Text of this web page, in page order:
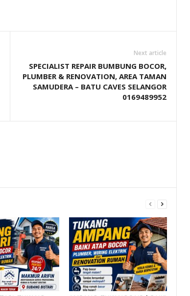
Next article
SPECIALIST REPAIR BUMBUNG BOCOR,
PLUMBER & RENOVATION, AREA TAMAN
SAMUDERA – BATU CAVES SELANGOR
0169489952